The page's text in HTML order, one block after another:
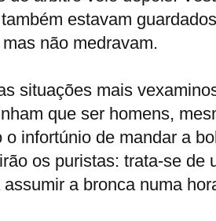
estavam
não medravam.
situações mais
que ser homens,
o infortúnio de mandar a
os puristas: trata-se de
assumir a bronca numa